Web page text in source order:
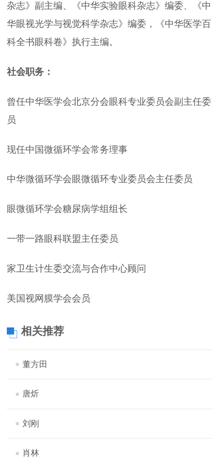
杂志》副主编、《中华实验眼科杂志》编委、《中
华眼视光学与视觉科学杂志》编委，《中华医学百
科全书眼科卷》执行主编。
社会职务：
曾任中华医学会北京分会眼科专业委员会副主任委
员
现任中国微循环学会常务理事
中华微循环学会眼微循环专业委员会主任委员
眼微循环学会糖尿病学组组长
一带一路眼科联盟主任委员
家卫生计生委交流与合作中心顾问
美国视网膜学会会员
相关推荐
董方田
唐炘
刘刚
肖林